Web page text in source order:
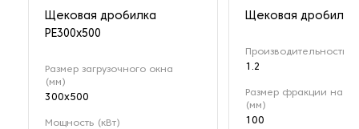
Щековая дробилка
РЕ300x500
Размер загрузочного окна
(мм)
300x500
Мощность (кВт)
Щековая дробилка
Производительность
1.2
Размер фракции на
(мм)
100